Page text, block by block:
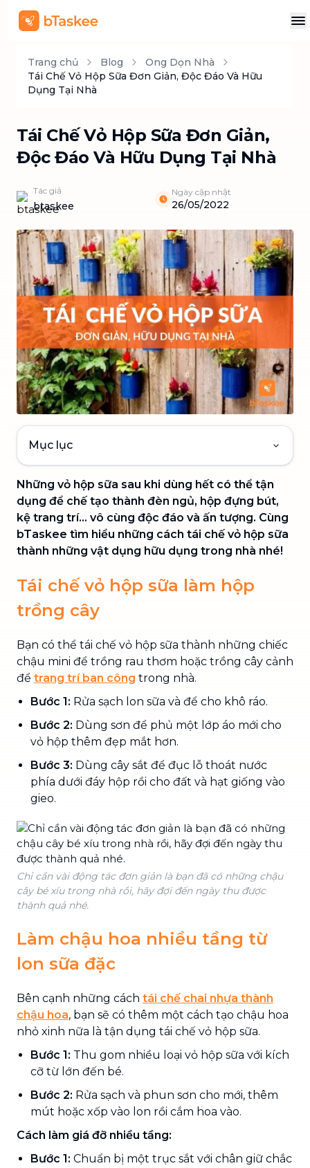
Trang chủ Blog
Ong Dọn Nhà
Tái Chế Vỏ Hộp Sữa Đơn Giản, Độc Đáo Và Hữu
Dụng Tại Nhà
Tái Chế Vỏ Hộp Sữa Đơn Giản,
Độc Đáo Và Hữu Dụng Tại Nhà
Tác giả
btaskee
Ngày cập nhật
26/05/2022
Mục lục
Những vỏ hộp sữa sau khi dùng hết có thể tận
dụng để chế tạo thành đèn ngủ, hộp đựng bút,
kệ trang trí… vô cùng độc đáo và ấn tượng. Cùng
bTaskee tìm hiểu những cách tái chế vỏ hộp sữa
thành những vật dụng hữu dụng trong nhà nhé!
Tái chế vỏ hộp sữa làm hộp
trồng cây
Bạn có thể tái chế vỏ hộp sữa thành những chiếc
chậu mini để trồng rau thơm hoặc trồng cây cảnh
để trang trí ban công trong nhà.
Bước 1: Rửa sạch lon sữa và để cho khô ráo.
Bước 2: Dùng sơn để phủ một lớp áo mới cho
vỏ hộp thêm đẹp mắt hơn.
Bước 3: Dùng cây sắt để đục lỗ thoát nước
phía dưới đáy hộp rồi cho đất và hạt giống vào
gieo.
Chỉ cần vài động tác đơn giản là bạn đã có những chậu
cây bé xíu trong nhà rồi, hãy đợi đến ngày thu được
thành quả nhé.
Làm chậu hoa nhiều tầng từ
lon sữa đặc
Bên cạnh những cách tái chế chai nhựa thành
chậu hoa, bạn sẽ có thêm một cách tạo chậu hoa
nhỏ xinh nữa là tận dụng tái chế vỏ hộp sữa.
Bước 1: Thu gom nhiều loại vỏ hộp sữa với kích
cỡ từ lớn đến bé.
Bước 2: Rửa sạch và phun sơn cho mới, thêm
mút hoặc xốp vào lon rồi cắm hoa vào.
Cách làm giá đỡ nhiều tầng:
Bước 1: Chuẩn bị một trục sắt với chân giữ chắc